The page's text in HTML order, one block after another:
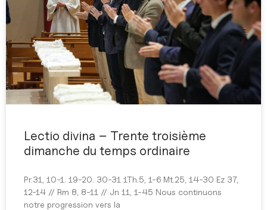
Lectio divina – Trente troisième
dimanche du temps ordinaire
Pr.31, 10-1. 19-20. 30-31 1Th.5, 1-6 Mt.25, 14-30 Ez 37,
12-14 // Rm 8, 8-11 // Jn 11, 1-45 Nous continuons
notre progression vers la